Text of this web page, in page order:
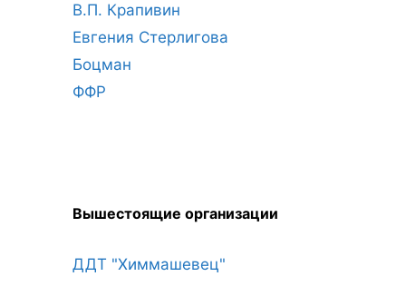
В.П. Крапивин
Евгения Стерлигова
Боцман
ФФР
Вышестоящие организации
ДДТ "Химмашевец"